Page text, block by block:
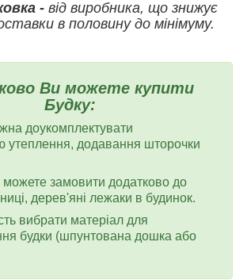
- від виробника, що знижує
в половину до мінімуму.
Ви можете купити
Будку:
доукомплектувати
утеплення, додавання шторочки
замовити додатково до
дерев'яні лежаки в будинок.
вибрати матеріал для
будки (шпунтована дошка або